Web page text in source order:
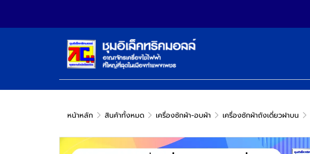
หน้าหลัก สินค้าทั้งหมด เครื่องซักผ้า-อบผ้า เครื่องซักผ้าถังเดี่ยวฝาบน